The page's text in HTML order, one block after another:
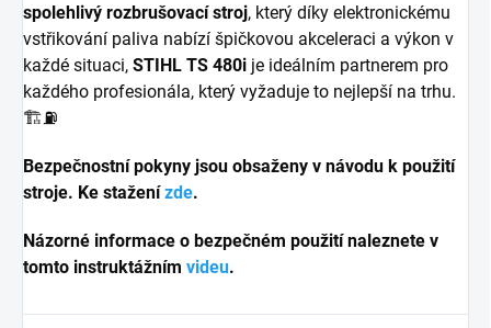
spolehlivý rozbrušovací stroj, který díky elektronickému
vstřikování paliva nabízí špičkovou akceleraci a výkon v
každé situaci, STIHL TS 480i je ideálním partnerem pro
každého profesionála, který vyžaduje to nejlepší na trhu.
🏗️⛽
Bezpečnostní pokyny jsou obsaženy v návodu k použití
stroje. Ke staženízde.
Názorné informace o bezpečném použití naleznete v
tomto instruktážním videu.